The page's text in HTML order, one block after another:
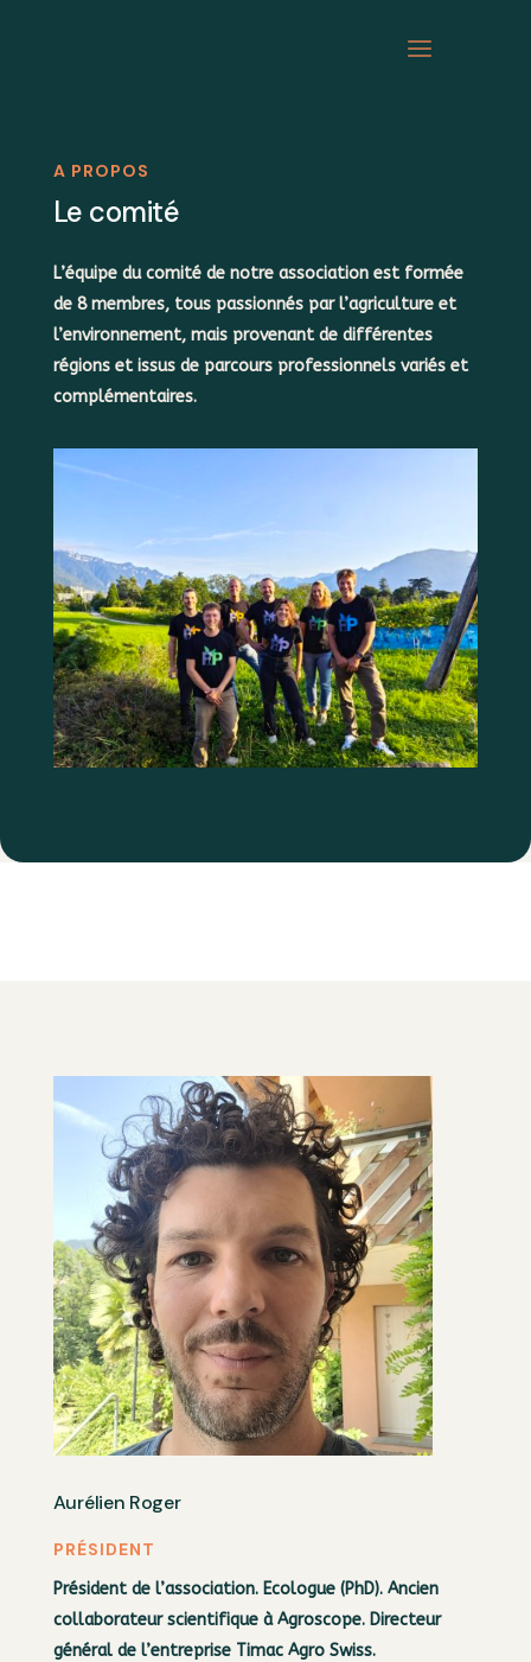
A PROPOS
Le comité
L’équipe du comité de notre association est formée
de 8 membres, tous passionnés par l’agriculture et
l’environnement, mais provenant de différentes
régions et issus de parcours professionnels variés et
complémentaires.
Aurélien Roger
PRÉSIDENT
Président de l’association. Ecologue (PhD). Ancien
collaborateur scientifique à Agroscope. Directeur
général de l’entreprise Timac Agro Swiss.